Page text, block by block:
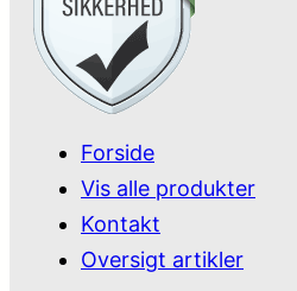
Forside
Vis alle produkter
Kontakt
Oversigt artikler